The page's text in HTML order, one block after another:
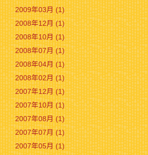
2009年03月 (1)
2008年12月 (1)
2008年10月 (1)
2008年07月 (1)
2008年04月 (1)
2008年02月 (1)
2007年12月 (1)
2007年10月 (1)
2007年08月 (1)
2007年07月 (1)
2007年05月 (1)